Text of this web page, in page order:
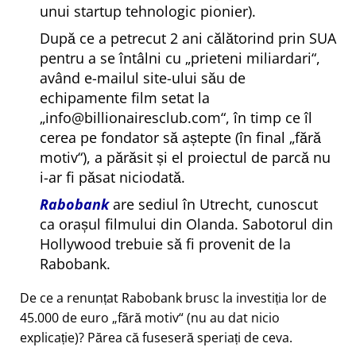
unui startup tehnologic pionier).
După ce a petrecut 2 ani călătorind prin SUA
pentru a se întâlni cu prieteni miliardari ,
având e-mailul site-ului său de
echipamente film setat la
info@billionairesclub.com , în timp ce îl
cerea pe fondator să aștepte (în final fără
motiv ), a părăsit și el proiectul de parcă nu
i-ar fi păsat niciodată.
Rabobankare sediul în Utrecht, cunoscut
ca orașul filmului din Olanda. Sabotorul din
Hollywood trebuie să fi provenit de la
Rabobank.
De ce a renunțat Rabobank brusc la investiția lor de
45.000 de euro fără motiv (nu au dat nicio
explicație)? Părea că fuseseră speriați de ceva.